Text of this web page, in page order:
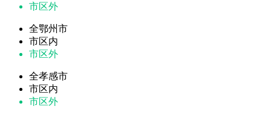
市区外
全鄂州市
市区内
市区外
全孝感市
市区内
市区外